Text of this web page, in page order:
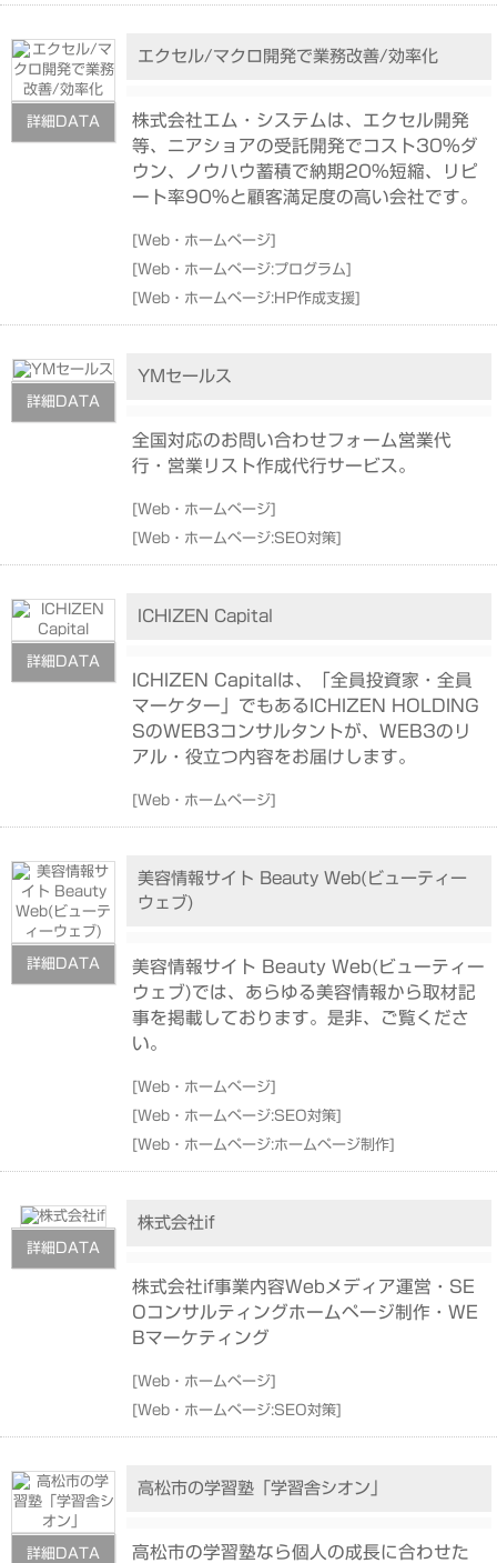
詳細DATA
エクセル/マクロ開発で業務改善/効率化
株式会社エム・システムは、エクセル開発
等、ニアショアの受託開発でコスト30%ダ
ウン、ノウハウ蓄積で納期20%短縮、リピ
ート率90%と顧客満足度の高い会社です。
[Web・ホームページ]
[Web・ホームページ:プログラム]
[Web・ホームページ:HP作成支援]
詳細DATA
YMセールス
全国対応のお問い合わせフォーム営業代
行・営業リスト作成代行サービス。
[Web・ホームページ]
[Web・ホームページ:SEO対策]
詳細DATA
ICHIZEN Capital
ICHIZEN Capitalは、「全員投資家・全員
マーケター」でもあるICHIZEN HOLDING
SのWEB3コンサルタントが、WEB3のリ
アル・役立つ内容をお届けします。
[Web・ホームページ]
詳細DATA
美容情報サイト Beauty Web(ビューティー
ウェブ)
美容情報サイト Beauty Web(ビューティー
ウェブ)では、あらゆる美容情報から取材記
事を掲載しております。是非、ご覧くださ
い。
[Web・ホームページ]
[Web・ホームページ:SEO対策]
[Web・ホームページ:ホームページ制作]
詳細DATA
株式会社if
株式会社if事業内容Webメディア運営・SE
Oコンサルティングホームページ制作・WE
Bマーケティング
[Web・ホームページ]
[Web・ホームページ:SEO対策]
詳細DATA
高松市の学習塾「学習舎シオン」
高松市の学習塾なら個人の成長に合わせた